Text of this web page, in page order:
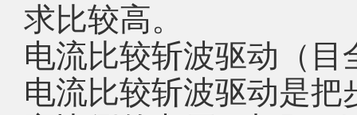
求比较高。
电流比较斩波驱动（
电流比较斩波驱动是